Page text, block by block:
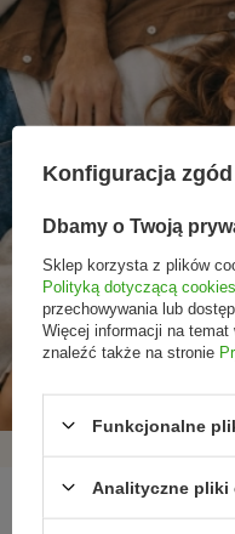
Promocje tylko dla
subskrybentów
Konfiguracja zgód
Dbamy o Twoją
Sklep korzysta z plików
Polityką dotyczącą cookies
przechowywania lub
Więcej informacji na
znaleźć także na stronie
Funkcjonalne
Analityczne pliki